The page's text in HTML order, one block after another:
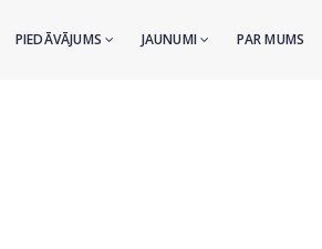
PIEDĀVĀJUMS JAUNUMI PAR MUMS